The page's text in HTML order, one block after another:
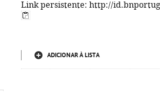
Link persistente: http://
ADICIONAR À LISTA